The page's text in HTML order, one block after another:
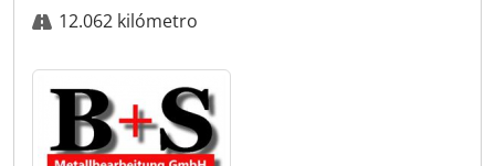
12.062 kilómetro